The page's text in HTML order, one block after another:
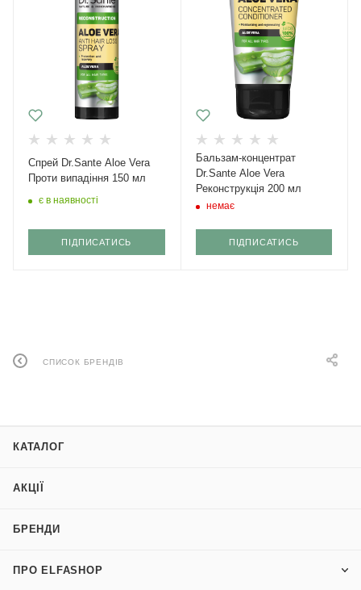
Спрей Dr.Sante Aloe Vera
Проти випадіння 150 мл
є в наявності
ПІДПИСАТИСЬ
Бальзам-концентрат
Dr.Sante Aloe Vera
Реконструкція 200 мл
немає
ПІДПИСАТИСЬ
СПИСОК БРЕНДІВ
КАТАЛОГ
АКЦІЇ
БРЕНДИ
ПРО ELFASHOP